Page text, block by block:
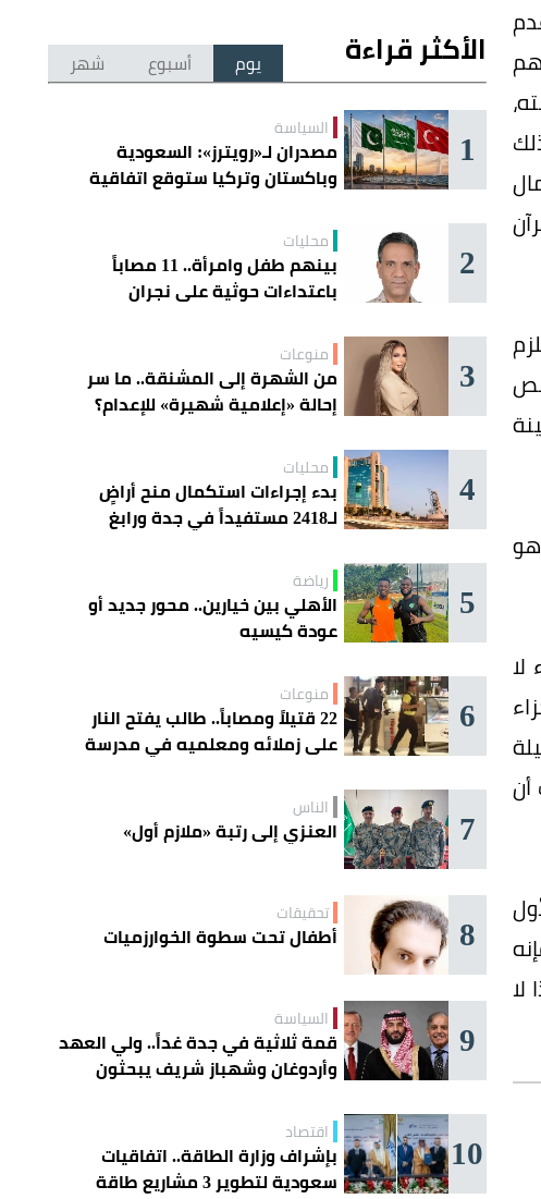
الأكثر قراءة يوم أسبوع شهر
1 السياسة
مصدران لـ«رويترز»: السعودية
وباكستان وتركيا ستوقع اتفاقية
2 محليات
بينهم طفل وامرأة.. 11 مصاباً
باعتداءات حوثية على نجران
3 منوعات
من الشهرة إلى المشنقة.. ما سر
إحالة «إعلامية شهيرة» للإعدام؟
4 محليات
بدء إجراءات استكمال منح أراضٍ
لـ2418 مستفيداً في جدة ورابغ
5 رياضة
الأهلي بين خيارين.. محور جديد أو
عودة كيسيه
6 منوعات
22 قتيلاً ومصاباً.. طالب يفتح النار
على زملائه ومعلميه في مدرسة
7 الناس
العنزي إلى رتبة «ملازم أول»
8 تحقيقات
أطفال تحت سطوة الخوارزميات
9 السياسة
قمة ثلاثية في جدة غداً.. ولي العهد
وأردوغان وشهباز شريف يبحثون
10 اقتصاد
بإشراف وزارة الطاقة.. اتفاقيات
سعودية لتطوير 3 مشاريع طاقة